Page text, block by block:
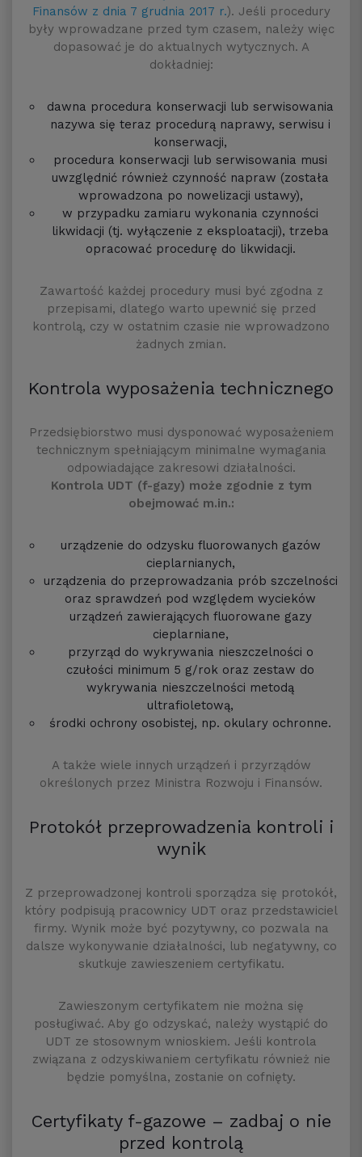
Finansów z dnia 7 grudnia 2017 r.). Jeśli procedury
były wprowadzane przed tym czasem, należy więc
dopasować je do aktualnych wytycznych. A
dokładniej:
dawna procedura konserwacji lub serwisowania
nazywa się teraz procedurą naprawy, serwisu i
konserwacji,
procedura konserwacji lub serwisowania musi
uwzględnić również czynność napraw (została
wprowadzona po nowelizacji ustawy),
w przypadku zamiaru wykonania czynności
likwidacji (tj. wyłączenie z eksploatacji), trzeba
opracować procedurę do likwidacji.
Zawartość każdej procedury musi być zgodna z
przepisami, dlatego warto upewnić się przed
kontrolą, czy w ostatnim czasie nie wprowadzono
żadnych zmian.
Kontrola wyposażenia technicznego
Przedsiębiorstwo musi dysponować wyposażeniem
technicznym spełniającym minimalne wymagania
odpowiadające zakresowi działalności.
Kontrola UDT (f-gazy) może zgodnie z tym
obejmować m.in.:
urządzenie do odzysku fluorowanych gazów
cieplarnianych,
urządzenia do przeprowadzania prób szczelności
oraz sprawdzeń pod względem wycieków
urządzeń zawierających fluorowane gazy
cieplarniane,
przyrząd do wykrywania nieszczelności o
czułości minimum 5 g/rok oraz zestaw do
wykrywania nieszczelności metodą
ultrafioletową,
środki ochrony osobistej, np. okulary ochronne.
A także wiele innych urządzeń i przyrządów
określonych przez Ministra Rozwoju i Finansów.
Protokół przeprowadzenia kontroli i
wynik
Z przeprowadzonej kontroli sporządza się protokół,
który podpisują pracownicy UDT oraz przedstawiciel
firmy. Wynik może być pozytywny, co pozwala na
dalsze wykonywanie działalności, lub negatywny, co
skutkuje zawieszeniem certyfikatu.
Zawieszonym certyfikatem nie można się
posługiwać. Aby go odzyskać, należy wystąpić do
UDT ze stosownym wnioskiem. Jeśli kontrola
związana z odzyskiwaniem certyfikatu również nie
będzie pomyślna, zostanie on cofnięty.
Certyfikaty f-gazowe – zadbaj o nie
przed kontrolą